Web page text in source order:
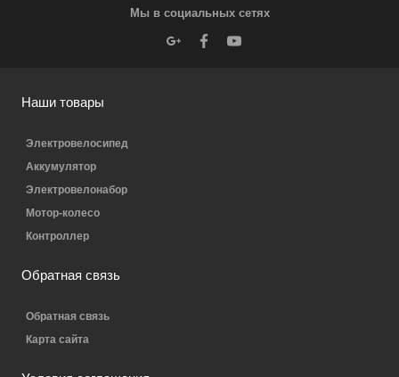
Мы в социальных сетях
Наши товары
Электровелосипед
Аккумулятор
Электровелонабор
Мотор-колесо
Контроллер
Обратная связь
Обратная связь
Карта сайта